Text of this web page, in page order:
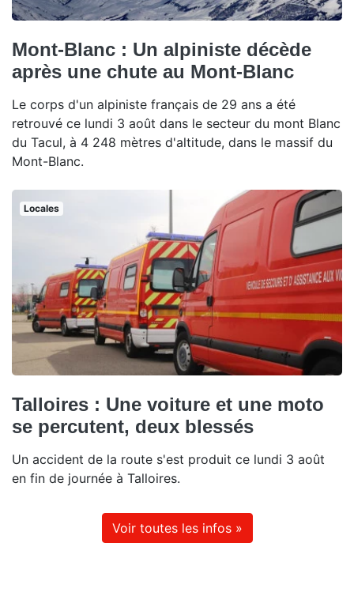
Mont-Blanc : Un alpiniste décède
après une chute au Mont-Blanc
Le corps d'un alpiniste français de 29 ans a été
retrouvé ce lundi 3 août dans le secteur du mont Blanc
du Tacul, à 4 248 mètres d'altitude, dans le massif du
Mont-Blanc.
Locales
Talloires : Une voiture et une moto
se percutent, deux blessés
Un accident de la route s'est produit ce lundi 3 août
en fin de journée à Talloires.
Voir toutes les infos »